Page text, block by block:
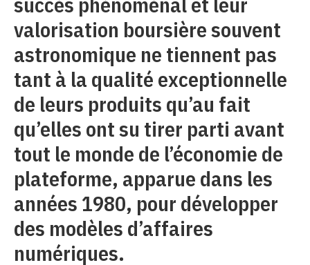
valorisation boursière souvent
astronomique ne tiennent pas
tant à la qualité exceptionnelle
de leurs produits qu’au fait
qu’elles ont su tirer parti avant
tout le monde de l’économie de
plateforme, apparue dans les
années 1980, pour développer
des modèles d’affaires
numériques.